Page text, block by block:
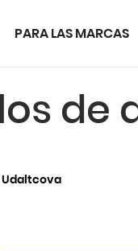
PARA LAS MARCAS
de